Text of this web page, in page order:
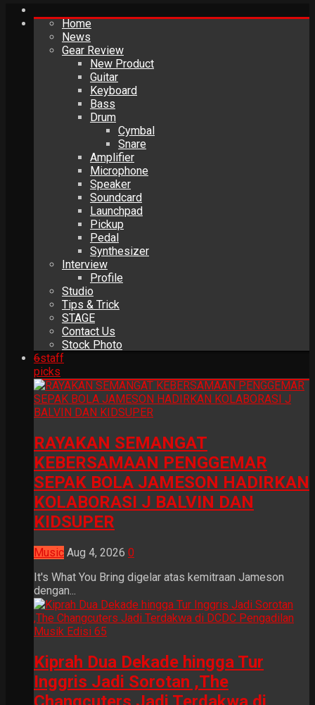
Home
News
Gear Review
New Product
Guitar
Keyboard
Bass
Drum
Cymbal
Snare
Amplifier
Microphone
Speaker
Soundcard
Launchpad
Pickup
Pedal
Synthesizer
Interview
Profile
Studio
Tips & Trick
STAGE
Contact Us
Stock Photo
6staff
picks
RAYAKAN SEMANGAT
KEBERSAMAAN PENGGEMAR
SEPAK BOLA JAMESON HADIRKAN
KOLABORASI J BALVIN DAN
KIDSUPER
Music Aug 4, 2026 0
It's What You Bring digelar atas kemitraan Jameson
dengan...
Kiprah Dua Dekade hingga Tur
Inggris Jadi Sorotan ,The